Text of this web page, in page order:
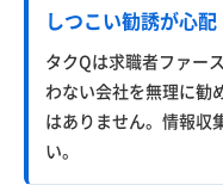
しつこい勧誘が心配
タクQは求職者ファー
わない会社を無理に勧
はありません。情報収
い。